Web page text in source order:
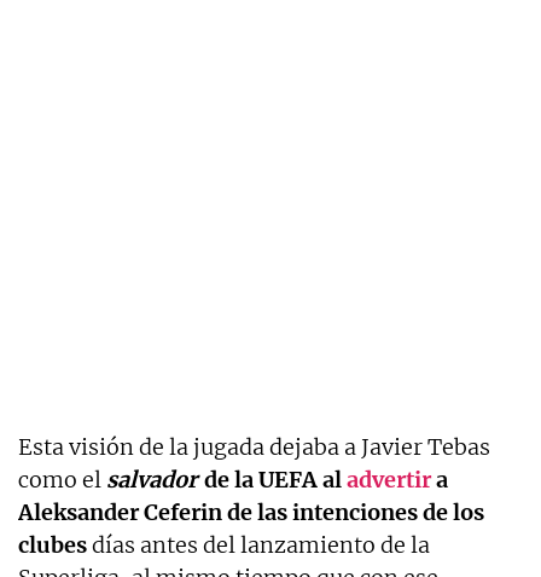
Esta visión de la jugada dejaba a Javier Tebas
como el salvadorde la UEFA aladvertira
Aleksander Ceferin de las intenciones de los
clubesdías antes del lanzamiento de la